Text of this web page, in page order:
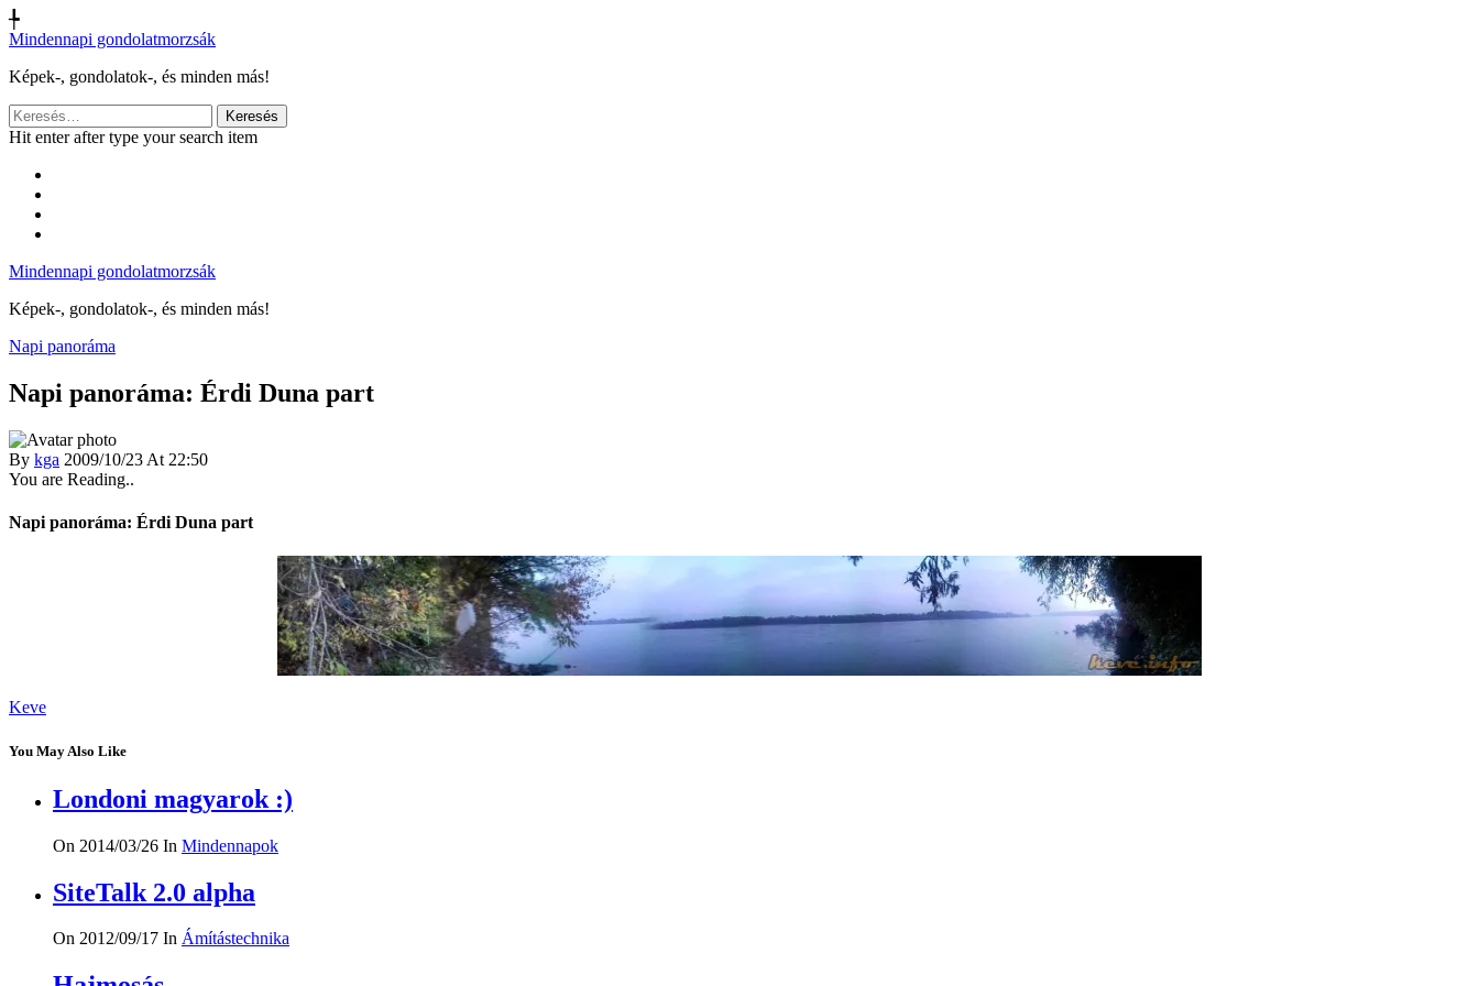
╄
Mindennapi gondolatmorzsák
Képek-, gondolatok-, és minden más!
Keresés:
Hit enter after type your search item
Mindennapi gondolatmorzsák
Képek-, gondolatok-, és minden más!
Napi panoráma
Napi panoráma: Érdi Duna part
By kga 2009/10/23 At 22:50
You are Reading..
Napi panoráma: Érdi Duna part
Keve
You May Also Like
Londoni magyarok :)
On 2014/03/26 In Mindennapok
SiteTalk 2.0 alpha
On 2012/09/17 In Ámítástechnika